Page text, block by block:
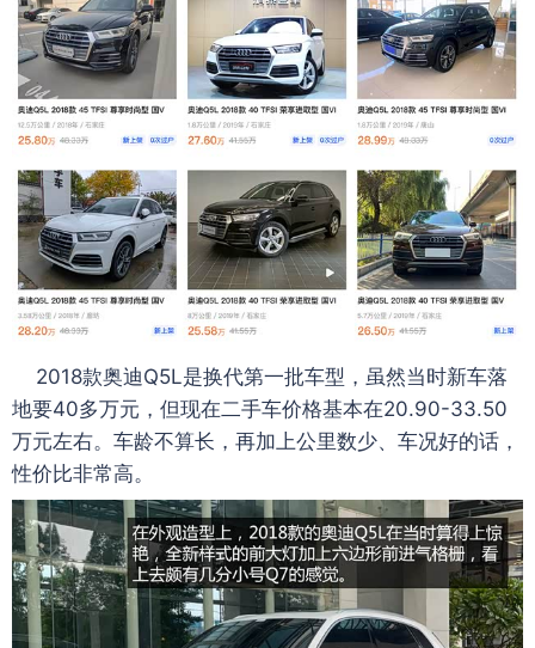
2018款奥迪Q5L是换代第一批车型，虽然当时新车落
地要40多万元，但现在二手车价格基本在20.90-33.50
万元左右。车龄不算长，再加上公里数少、车况好的话，
性价比非常高。